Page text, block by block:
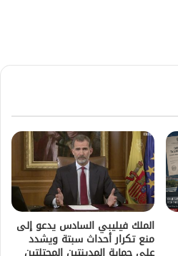
الملك فيليبي السادس يدعو إلى
منع تكرار أحداث سبتة ويشدد